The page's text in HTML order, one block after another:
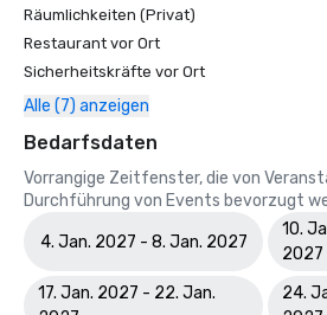
Räumlichkeiten (Privat)
Restaurant vor Ort
Sicherheitskräfte vor Ort
Alle (7) anzeigen
Bedarfsdaten
Vorrangige Zeitfenster, die von
Durchführung von Events bevorzugt
4. Jan. 2027 - 8. Jan. 2027
10.
2027
17. Jan. 2027 - 22. Jan.
24.